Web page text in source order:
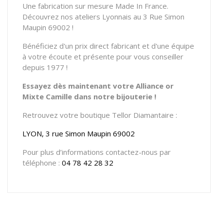
Une fabrication sur mesure Made In France.
Découvrez nos ateliers Lyonnais au 3 Rue Simon
Maupin 69002 !
Bénéficiez d'un prix direct fabricant et d'une équipe
à votre écoute et présente pour vous conseiller
depuis 1977 !
Essayez dès maintenant votre Alliance or
Mixte Camille dans notre bijouterie !
Retrouvez votre boutique Tellor Diamantaire :
LYON, 3 rue Simon Maupin 69002
Pour plus d’informations contactez-nous par
téléphone : 04 78 42 28 32